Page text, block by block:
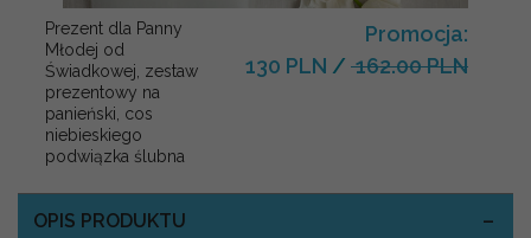
Prezent dla Panny
Młodej od
Świadkowej, zestaw
prezentowy na
panieński, cos
niebieskiego
podwiązka ślubna
Promocja:
130 PLN / 162.00 PLN
OPIS PRODUKTU